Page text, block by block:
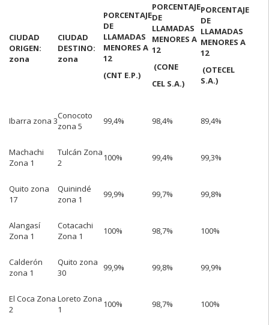
CIUDAD
ORIGEN:
zona
CIUDAD
DESTINO:
zona
PORCENTAJE
DE
LLAMADAS
MENORES A
12
(CNT E.P.)
PORCENTAJE
DE
LLAMADAS
MENORES A
12
(CONE
CEL S.A.)
PORCENTAJE
DE
LLAMADAS
MENORES A
12
(OTECEL
S.A.)
Ibarra zona 3Conocoto
zona 5
99,4% 98,4% 89,4%
Machachi
Zona 1
Tulcán Zona
2
100% 99,4% 99,3%
Quito zona
17
Quinindé
zona 1
99,9% 99,7% 99,8%
Alangasí
Zona 1
Cotacachi
Zona 1
100% 98,7% 100%
Calderón
zona 1
Quito zona
30
99,9% 99,8% 99,9%
El Coca Zona
2
Loreto Zona
1
100% 98,7% 100%